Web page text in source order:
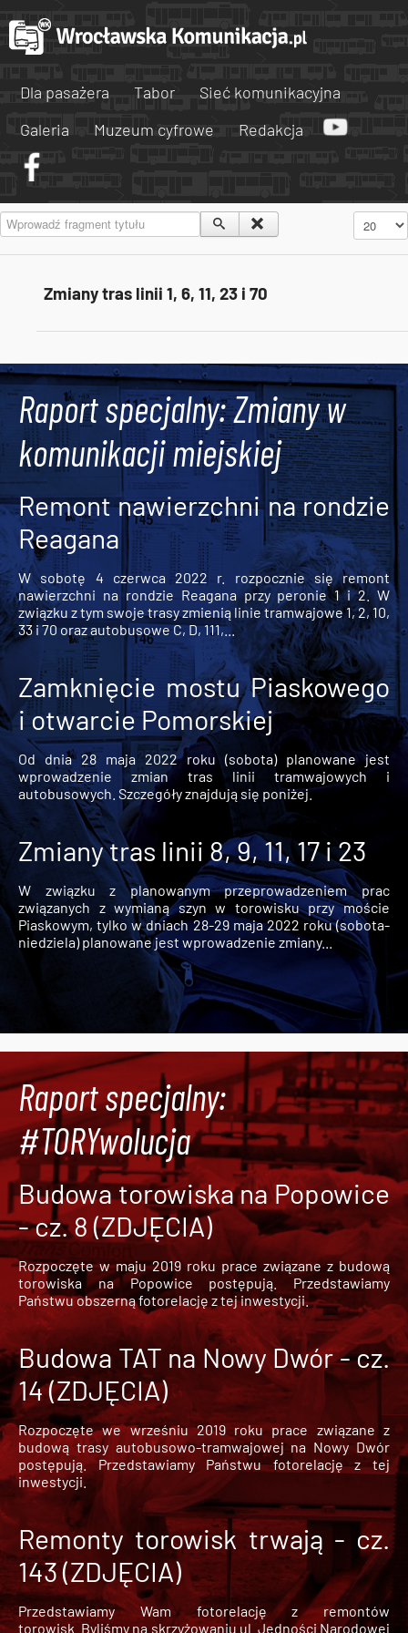
Dla pasażera Tabor
Sieć komunikacyjna
Galeria
Muzeum cyfrowe Redakcja
Wprowadź fragment tytułu Pokaż #
Zmiany tras linii 1, 6, 11, 23 i 70
Raport specjalny: Zmiany w
komunikacji miejskiej
Remont nawierzchni na rondzie
Reagana
W sobotę 4 czerwca 2022 r. rozpocznie się remont
nawierzchni na rondzie Reagana przy peronie 1 i 2. W
związku z tym swoje trasy zmienią linie tramwajowe 1, 2, 10,
33 i 70 oraz autobusowe C, D, 111,...
Zamknięcie mostu Piaskowego
i otwarcie Pomorskiej
Od dnia 28 maja 2022 roku (sobota) planowane jest
wprowadzenie zmian tras linii tramwajowych i
autobusowych. Szczegóły znajdują się poniżej.
Zmiany tras linii 8, 9, 11, 17 i 23
W związku z planowanym przeprowadzeniem prac
związanych z wymianą szyn w torowisku przy moście
Piaskowym, tylko w dniach 28-29 maja 2022 roku (sobota-
niedziela) planowane jest wprowadzenie zmiany...
Raport specjalny:
#TORYwolucja
Budowa torowiska na Popowice
- cz. 8 (ZDJĘCIA)
Rozpoczęte w maju 2019 roku prace związane z budową
torowiska na Popowice
postępują. Przedstawiamy
Państwu obszerną fotorelację z tej inwestycji.
Budowa TAT na Nowy Dwór - cz.
14 (ZDJĘCIA)
Rozpoczęte we wrześniu 2019 roku prace związane z
budową trasy autobusowo-tramwajowej na Nowy Dwór
postępują. Przedstawiamy Państwu fotorelację z tej
inwestycji.
Remonty torowisk trwają - cz.
143 (ZDJĘCIA)
Przedstawiamy Wam fotorelację z remontów
torowisk. Byliśmy na skrzyżowaniu ul. Jedności Narodowej